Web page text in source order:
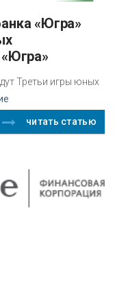
Третьи игры юных
читать статью